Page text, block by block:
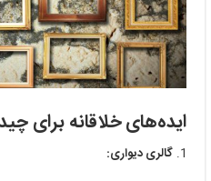
ایده‌های خلاقانه برای
گالری دیواری: